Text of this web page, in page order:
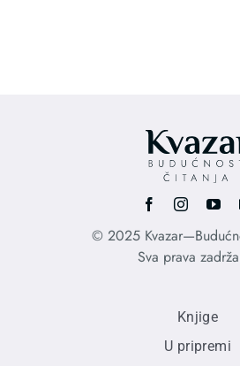
© 2025
Sva prava
Knjige
U pripremi